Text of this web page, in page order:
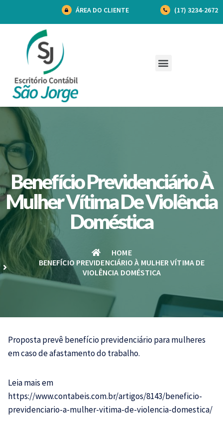
ÁREA DO CLIENTE (17) 3234-2672
Benefício Previdenciário À
Mulher Vítima De Violência
Doméstica
HOME
BENEFÍCIO PREVIDENCIÁRIO À MULHER VÍTIMA DE
VIOLÊNCIA DOMÉSTICA
Proposta prevê benefício previdenciário para mulheres
em caso de afastamento do trabalho.
Leia mais em
https://www.contabeis.com.br/artigos/8143/beneficio-
previdenciario-a-mulher-vitima-de-violencia-domestica/